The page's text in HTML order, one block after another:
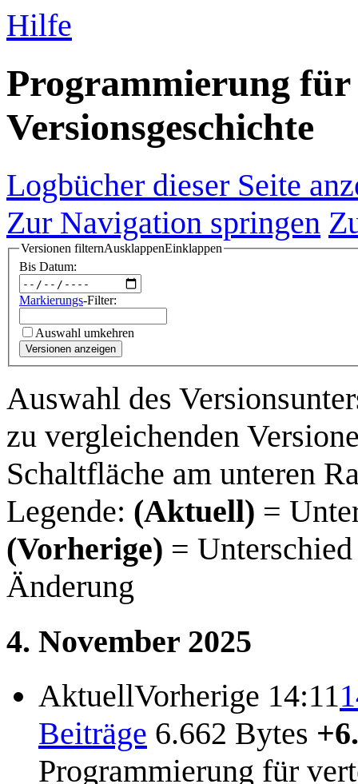
Hilfe
Programmierung für
Versionsgeschichte
Logbücher dieser Seite
Zur Navigation springen
Versionen filternAusklappenEinklappen
Bis Datum:
Markierungs-Filter:
Auswahl umkehren
Versionen anzeigen
Auswahl des
zu vergleichenden
Schaltfläche am unteren
Legende: (Aktuell) =
(Vorherige) =
Änderung
4. November 2025
AktuellVorherige 14:11
Beiträge 6.662 Bytes
Programmierung für